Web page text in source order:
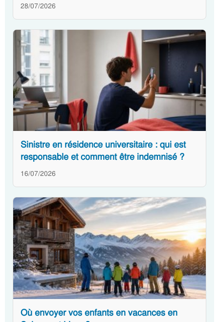
28/07/2026
Sinistre en résidence universitaire : qui est
responsable et comment être indemnisé ?
16/07/2026
Où envoyer vos enfants en vacances en